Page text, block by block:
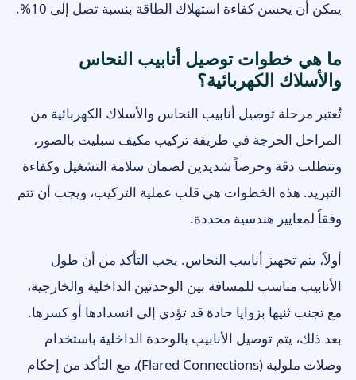
يمكن أن يحسن كفاءة استهلاك الطاقة بنسبة تصل إلى 10%.
ما هي خطوات توصيل أنابيب النحاس
والأسلاك الكهربائية؟
تُعتبر مرحلة توصيل أنابيب النحاس والأسلاك الكهربائية من
المراحل الحرجة في طريقة تركيب مكيف سبليت بالصور،
وتتطلب دقة وحرصاً شديدين لضمان سلامة التشغيل وكفاءة
التبريد. هذه الخطوات هي قلب عملية التركيب، ويجب أن تتم
وفقاً لمعايير هندسية محددة.
أولاً، يتم تجهيز أنابيب النحاس. يجب التأكد من أن طول
الأنابيب مناسب للمسافة بين الوحدتين الداخلية والخارجية،
مع تجنب ثنيها بزوايا حادة قد تؤدي إلى انسدادها أو كسرها.
بعد ذلك، يتم توصيل الأنابيب بالوحدة الداخلية باستخدام
وصلات ملولبة (Flared Connections)، مع التأكد من إحكام